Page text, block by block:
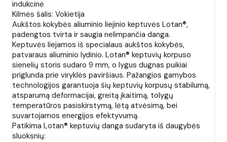
indukcinė
Kilmės šalis: Vokietija
Aukštos kokybės aliuminio liejinio keptuvės Lotan®,
padengtos tvirta ir saugia nelimpančia danga.
Keptuvės liejamos iš specialaus aukštos kokybės,
patvaraus aliuminio lydinio. Lotan® keptuvių korpuso
sienelių storis sudaro 9 mm, o lygus dugnas puikiai
priglunda prie viryklės paviršiaus. Pažangios gamybos
technologijos garantuoja šių keptuvių korpusų stabilumą,
atsparumą deformacijai, greitą įkaitimą, tolygų
temperatūros pasiskirstymą, lėtą atvėsimą, bei
suvartojamos energijos efektyvumą.
Patikima Lotan® keptuvių danga sudaryta iš daugybės
sluoksnių: